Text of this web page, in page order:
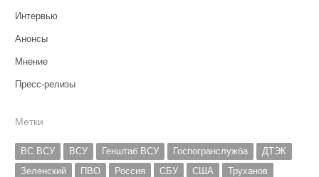
Интервью
Анонсы
Мнение
Пресс-релизы
Метки
ВС ВСУ ВСУ Генштаб ВСУ Госпогранслужба
ДТЭК
Зеленский
ПВО Россия СБУ США
Труханов